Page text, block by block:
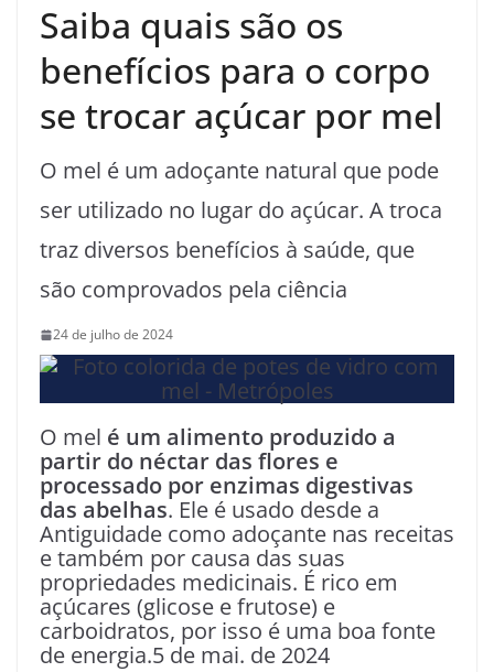
Saiba quais são os
benefícios para o corpo
se trocar açúcar por mel
O mel é um adoçante natural que pode
ser utilizado no lugar do açúcar. A troca
traz diversos benefícios à saúde, que
são comprovados pela ciência
24 de julho de 2024
O mel é um alimento produzido a
partir do néctar das flores e
processado por enzimas digestivas
das abelhas. Ele é usado desde a
Antiguidade como adoçante nas receitas
e também por causa das suas
propriedades medicinais. É rico em
açúcares (glicose e frutose) e
carboidratos, por isso é uma boa fonte
de energia.5 de mai. de 2024